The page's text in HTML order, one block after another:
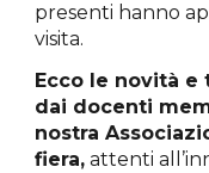
presenti hanno
visita.
Ecco le novità
dai docenti
nostra
fiera, attenti